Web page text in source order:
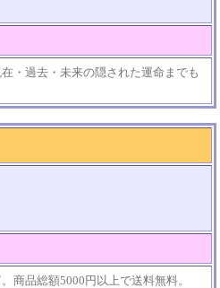
過去・未来の隠された運命までも
商品総額5000円以上で送料無料。